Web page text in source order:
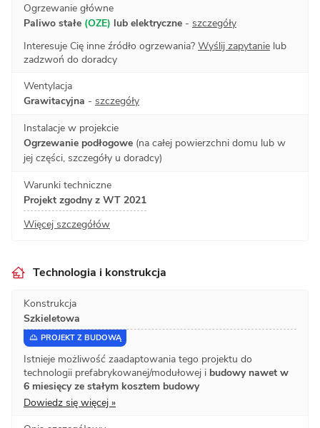
Ogrzewanie główne
Paliwo stałe (OZE) lub elektryczne - szczegóły
Interesuje Cię inne źródło ogrzewania? Wyślij zapytanie lub
zadzwoń do doradcy
Wentylacja
Grawitacyjna - szczegóły
Instalacje w projekcie
Ogrzewanie podłogowe (na całej powierzchni domu lub w
jej części, szczegóły u doradcy)
Warunki techniczne
Projekt zgodny z WT 2021
Więcej szczegółów
Technologia i konstrukcja
Konstrukcja
Szkieletowa
PROJEKT Z BUDOWĄ
Istnieje możliwość zaadaptowania tego projektu do
technologii prefabrykowanej/modułowej i budowy nawet w
6 miesięcy ze stałym kosztem budowy
Dowiedz się więcej »